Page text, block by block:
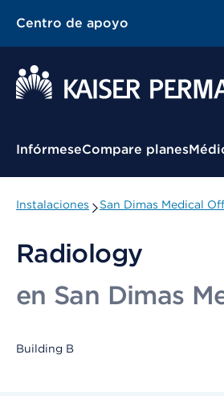
Centro de apoyo
Menú contextual
InfórmeseCompare planes
Instalaciones San Dimas Medical
Radiology
en San Dimas
Building B